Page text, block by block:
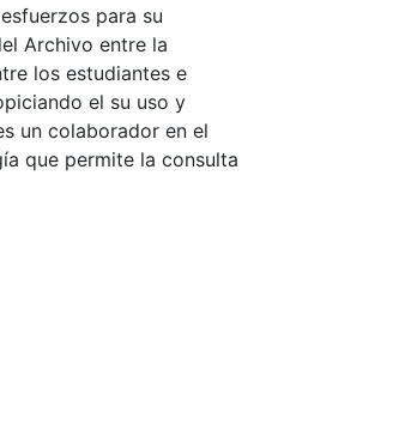
para su
Archivo entre la
los estudiantes e
el su uso y
un colaborador en el
que permite la consulta